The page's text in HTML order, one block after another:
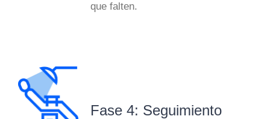
que falten.
Fase 4: Seguimiento